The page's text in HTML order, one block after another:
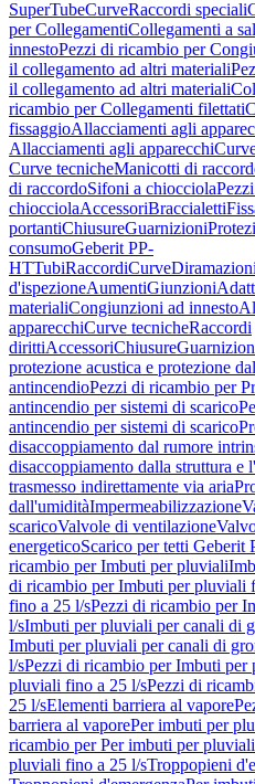
SuperTubeCurveRaccordi speciali
per CollegamentiCollegamenti a
innestoPezzi di ricambio per
il collegamento ad altri materiali
il collegamento ad altri materiali
ricambio per Collegamenti filettati
fissaggioAllacciamenti agli
Allacciamenti agli apparecchi
Curve tecnicheManicotti di
di raccordoSifoni a chiocciola
chiocciolaAccessoriBraccialetti
portantiChiusureGuarnizioni
consumoGeberit PP-
HTTubiRaccordiCurveDiramazioni
d'ispezioneAumentiGiunzioni
materialiCongiunzioni ad innesto
apparecchiCurve tecnicheRaccordi
dirittiAccessoriChiusure
protezione acustica e protezione
antincendioPezzi di ricambio per
antincendio per sistemi di scarico
antincendio per sistemi di scarico
disaccoppiamento dal rumore
disaccoppiamento dalla struttura e
trasmesso indirettamente via aria
dall'umiditàImpermeabilizzazione
scaricoValvole di ventilazione
energeticoScarico per tetti Geberit
ricambio per Imbuti per pluviali
di ricambio per Imbuti per pluviali
fino a 25 l/sPezzi di ricambio per
l/sImbuti per pluviali per canali di
Imbuti per pluviali per canali di
l/sPezzi di ricambio per Imbuti
pluviali fino a 25 l/sPezzi di
25 l/sElementi barriera al vapore
barriera al vaporePer imbuti per
ricambio per Per imbuti per
pluviali fino a 25 l/sTroppopieni